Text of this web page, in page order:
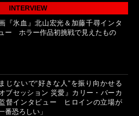
INTERVIEW
『氷血』北山宏光＆加藤千尋インタ
ー ホラー作品初挑戦で見えたもの
じないで“好きな人”を振り向かせる
オブセッション 災愛』カリー・バーカ
督インタビュー ヒロインの立場が
番恐ろしい」